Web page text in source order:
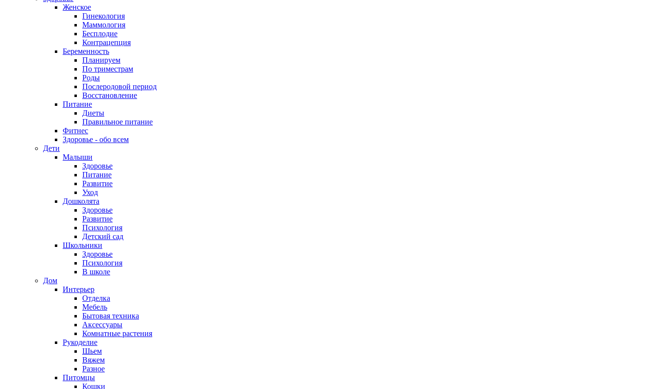
Женское
Гинекология
Маммология
Бесплодие
Контрацепция
Беременность
Планируем
По триместрам
Роды
Послеродовой период
Восстановление
Питание
Диеты
Правильное питание
Фитнес
Здоровье - обо всем
Дети
Малыши
Здоровье
Питание
Развитие
Уход
Дошколята
Здоровье
Развитие
Психология
Детский сад
Школьники
Здоровье
Психология
В школе
Дом
Интерьер
Отделка
Мебель
Бытовая техника
Аксессуары
Комнатные растения
Рукоделие
Шьем
Вяжем
Разное
Питомцы
Кошки